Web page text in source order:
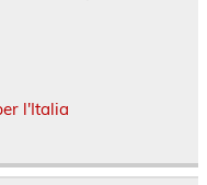
l'Italia